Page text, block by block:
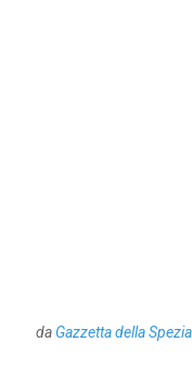
da Gazzetta della Spezia